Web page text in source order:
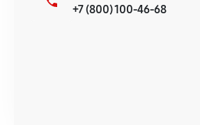
+7 (800) 100-46-68